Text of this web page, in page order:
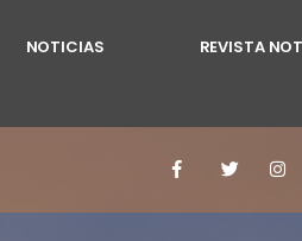
NOTICIAS REVISTA